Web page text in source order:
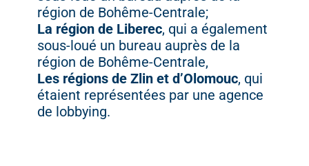
région de Bohême-Centrale;
La région de Liberec, qui a également
sous-loué un bureau auprès de la
région de Bohême-Centrale,
Les régions de Zlin et d’Olomouc, qui
étaient représentées par une agence
de lobbying.